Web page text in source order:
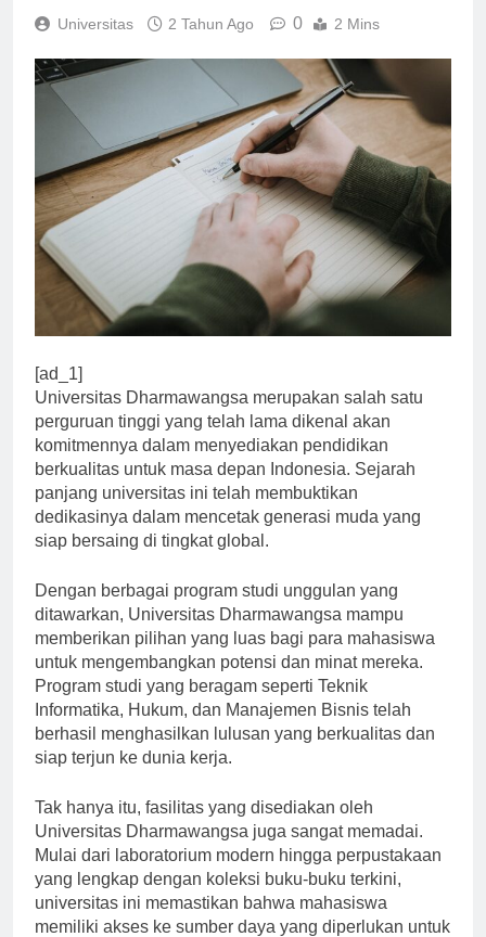
Universitas 2 Tahun Ago 0 2 Mins
[ad_1]
Universitas Dharmawangsa merupakan salah satu
perguruan tinggi yang telah lama dikenal akan
komitmennya dalam menyediakan pendidikan
berkualitas untuk masa depan Indonesia. Sejarah
panjang universitas ini telah membuktikan
dedikasinya dalam mencetak generasi muda yang
siap bersaing di tingkat global.
Dengan berbagai program studi unggulan yang
ditawarkan, Universitas Dharmawangsa mampu
memberikan pilihan yang luas bagi para mahasiswa
untuk mengembangkan potensi dan minat mereka.
Program studi yang beragam seperti Teknik
Informatika, Hukum, dan Manajemen Bisnis telah
berhasil menghasilkan lulusan yang berkualitas dan
siap terjun ke dunia kerja.
Tak hanya itu, fasilitas yang disediakan oleh
Universitas Dharmawangsa juga sangat memadai.
Mulai dari laboratorium modern hingga perpustakaan
yang lengkap dengan koleksi buku-buku terkini,
universitas ini memastikan bahwa mahasiswa
memiliki akses ke sumber daya yang diperlukan untuk